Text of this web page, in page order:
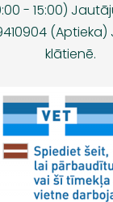
- 15:00)
klātienē.